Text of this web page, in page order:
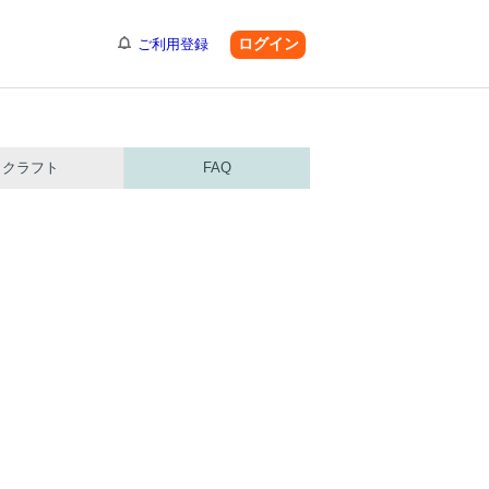
ご利用登録 ログイン
クラフト FAQ